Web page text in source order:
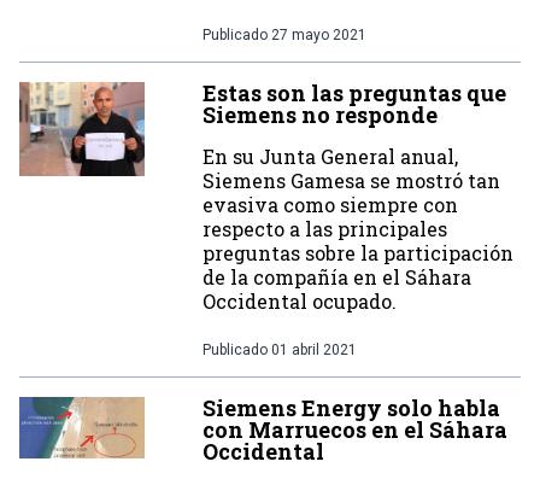
Publicado 27 mayo 2021
Estas son las preguntas que
Siemens no responde
En su Junta General anual,
Siemens Gamesa se mostró tan
evasiva como siempre con
respecto a las principales
preguntas sobre la participación
de la compañía en el Sáhara
Occidental ocupado.
Publicado 01 abril 2021
Siemens Energy solo habla
con Marruecos en el Sáhara
Occidental